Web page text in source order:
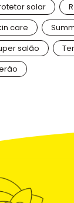
solar
care
salão